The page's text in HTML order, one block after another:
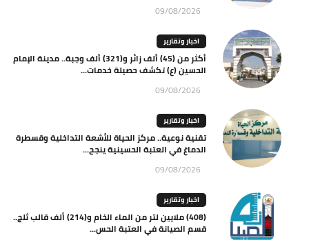
09/08/2026
اخبار وتقارير
أكثر من (45) ألف زائر و(321) ألف وجبة.. مدينة الإمام
الحسين (ع) تكشف حصيلة خدمات...
09/08/2026
اخبار وتقارير
تقنية نوعية.. مركز الحياة للأشعة التداخلية وقسطرة
الدماغ في العتبة الحسينية ينجح...
09/08/2026
اخبار وتقارير
(408) ملايين لتر من الماء الخام و(214) ألف قالب ثلج..
قسم الصيانة في العتبة الحس...